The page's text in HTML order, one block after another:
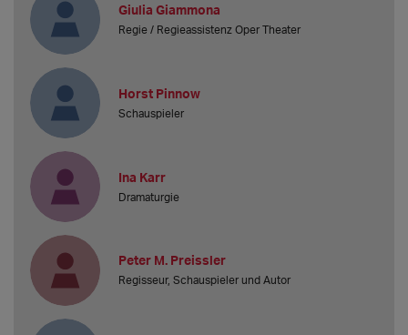
Giulia Giammona
Regie / Regieassistenz Oper Theater
Horst Pinnow
Schauspieler
Ina Karr
Dramaturgie
Peter M. Preissler
Regisseur, Schauspieler und Autor